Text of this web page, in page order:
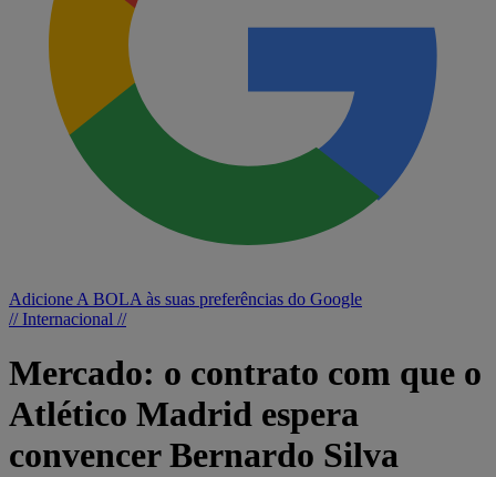
Adicione A BOLA às suas preferências do Google
// Internacional //
Mercado: o contrato com que o
Atlético Madrid espera
convencer Bernardo Silva